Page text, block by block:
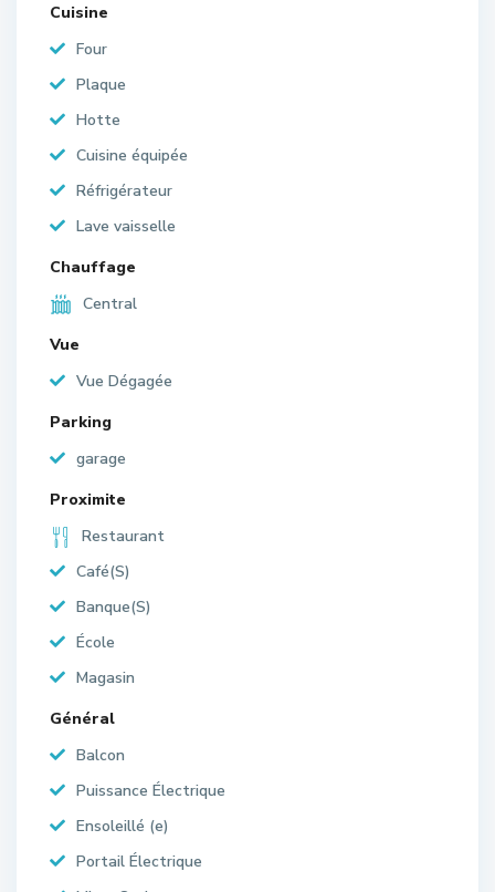
Cuisine
Four
Plaque
Hotte
Cuisine équipée
Réfrigérateur
Lave vaisselle
Chauffage
Central
Vue
Vue Dégagée
Parking
garage
Proximite
Restaurant
Café(S)
Banque(S)
École
Magasin
Général
Balcon
Puissance Électrique
Ensoleillé (e)
Portail Électrique